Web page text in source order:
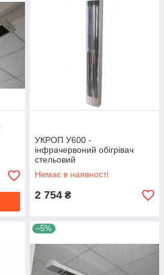
УКРОП У600 -
інфрачервоний обігрівач
стельовий
середньохвильової для
теплиць , ферм і холодних
Немає в наявності
2 754 ₴
–5%